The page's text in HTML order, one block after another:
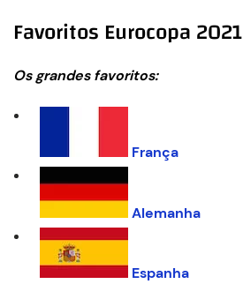
Favoritos Eurocopa 2021
Os grandes favoritos:
França
Alemanha
Espanha